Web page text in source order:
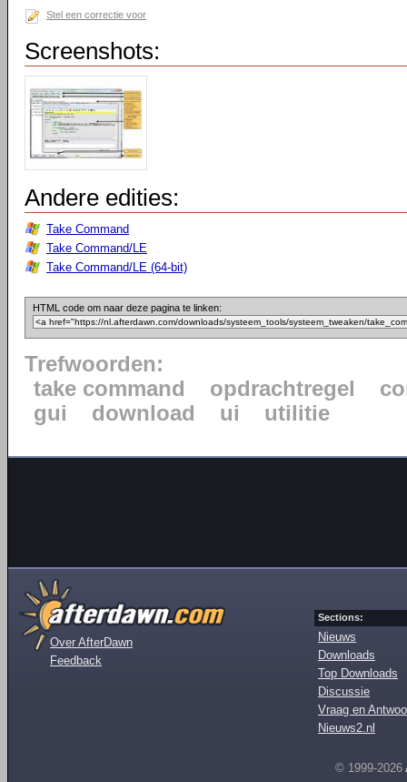
Stel een correctie voor
Screenshots:
Andere edities:
Take Command
Take Command/LE
Take Command/LE (64-bit)
HTML code om naar deze pagina te linken:
Trefwoorden:
take command
opdrachtregel
gui
download ui utilitie
Over AfterDawn
Feedback
Sections:
Nieuws
Downloads
Top Downloads
Discussie
Vraag en
Nieuws2.nl
© 1999-2026